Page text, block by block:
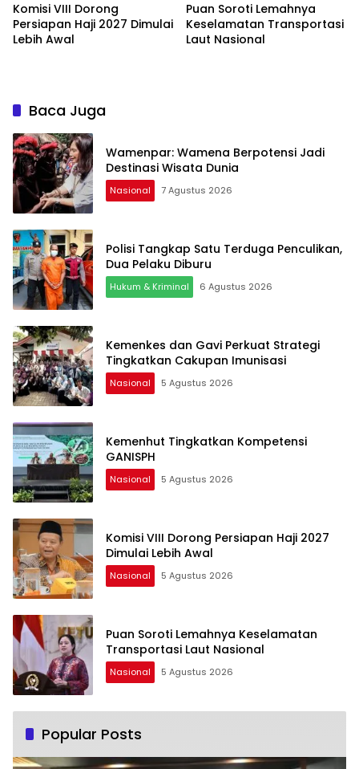
Komisi VIII Dorong
Persiapan Haji 2027 Dimulai
Lebih Awal
Puan Soroti Lemahnya
Keselamatan Transportasi
Laut Nasional
Baca Juga
Wamenpar: Wamena Berpotensi Jadi
Destinasi Wisata Dunia
Nasional 7 Agustus 2026
Polisi Tangkap Satu Terduga Penculikan,
Dua Pelaku Diburu
Hukum & Kriminal 6 Agustus 2026
Kemenkes dan Gavi Perkuat Strategi
Tingkatkan Cakupan Imunisasi
Nasional 5 Agustus 2026
Kemenhut Tingkatkan Kompetensi
GANISPH
Nasional 5 Agustus 2026
Komisi VIII Dorong Persiapan Haji 2027
Dimulai Lebih Awal
Nasional 5 Agustus 2026
Puan Soroti Lemahnya Keselamatan
Transportasi Laut Nasional
Nasional 5 Agustus 2026
Popular Posts